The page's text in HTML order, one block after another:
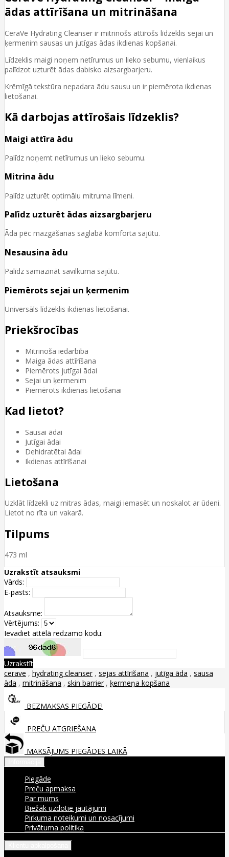
ādas attīrīšana un mitrināšana
CeraVe Hydrating Cleanser ir mitrinošs attīrošs līdzeklis sejai un
ķermenim sausas un jutīgas ādas ikdienas kopšanai.
Līdzeklis maigi noņem netīrumus un lieko sebumu, vienlaikus
palīdzot uzturēt ādas dabisko aizsargbarjeru.
Krēmīgā tekstūra nepadara ādu sausu un ir piemērota ikdienas
lietošanai.
Kā darbojas attīrošais līdzeklis?
Maigi attīra ādu
Palīdz noņemt netīrumus un lieko sebumu.
Mitrina ādu
Palīdz uzturēt optimālu mitruma līmeni.
Palīdz uzturēt ādas aizsargbarjeru
Āda pēc mazgāšanas saglabā komforta sajūtu.
Nesausina ādu
Palīdz samazināt savilkuma sajūtu.
Piemērots sejai un ķermenim
Universāls līdzeklis ikdienas lietošanai.
Priekšrocības
Mitrinoša iedarbība
Maiga ādas attīrīšana
Piemērots jutīgai ādai
Sejai un ķermenim
Piemērots ikdienas lietošanai
Kad lietot?
Sausai ādai
Jutīgai ādai
Dehidratētai ādai
Ikdienas attīrīšanai
Lietošana
Uzklāt līdzekli uz mitras ādas, maigi iemasēt un noskalot ar ūdeni.
Lietot no rīta un vakarā.
Tilpums
473 ml
Uzrakstīt atsauksmi
Vārds:
E-pasts:
Atsauksme:
Vērtējums:
Ievadiet attēlā redzamo kodu:
Uzrakstīt
cerave , hydrating cleanser , sejas attīrīšana , jutīga āda , sausa
āda , mitrināšana , skin barrier , ķermeņa kopšana
BEZMAKSAS PIEGĀDE!
PREČU ATGRIEŠANA
MAKSĀJUMS PIEGĀDES LAIKĀ
Piegāde
Preču apmaksa
Par mums
Biežāk uzdotie jautājumi
Pirkuma noteikumi un nosacījumi
Privātuma politika